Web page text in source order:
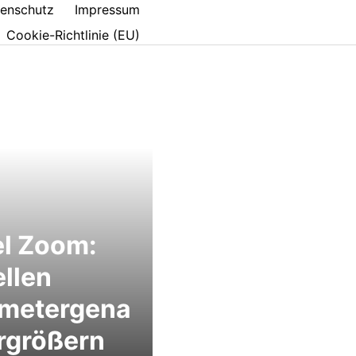
Impressum
Cookie-Richtlinie (EU)
Zoom: